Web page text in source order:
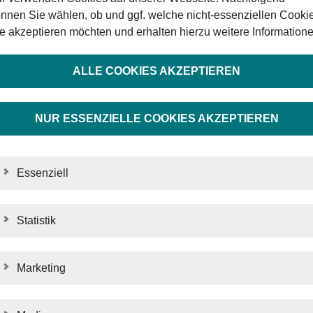
Höhepunkt mit
House und Abendveranstaltung
unsere Rolle im Markt
und Qualitätssicherung in der
Sie wählen, ob und ggf. welche nicht-essenziellen
akzeptieren möchten und erhalten hierzu weitere
ALLE COOKIES AKZEPTIEREN
NUR ESSENZIELLE COOKIES AKZEPTIEREN
Essenziell
Statistik
STATISTIK
Marketing
MARKETING